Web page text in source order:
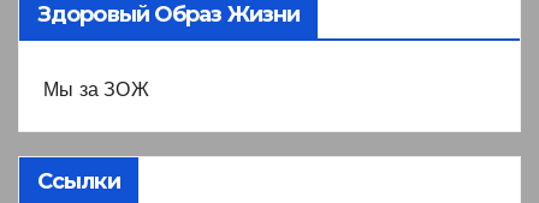
Здоровый Образ Жизни
Мы за ЗОЖ
Ссылки